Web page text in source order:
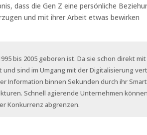
dass die Gen Z eine persönliche
und mit ihrer Arbeit etwas bewirken
bis 2005 geboren ist. Da sie schon direkt
sind im Umgang mit der Digitalisierung
Information binnen Sekunden durch ihr
Schnell agierende Unternehmen
Konkurrenz abgrenzen.